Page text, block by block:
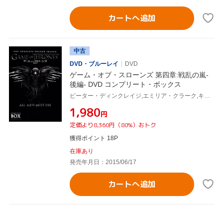
カートへ追加
中古
DVD・ブルーレイ
DVD
ゲーム・オブ・スローンズ 第四章:戦乱の嵐-
後編- DVD コンプリート・ボックス
¥1,980円
定価より8,360円（80%）おトク
獲得ポイント 18P
在庫あり
発売年月日：2015/06/17
カートへ追加